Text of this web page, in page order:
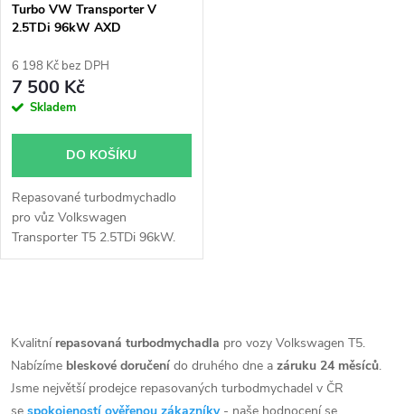
Turbo VW Transporter V
2.5TDi 96kW AXD
6 198 Kč bez DPH
7 500 Kč
Skladem
DO KOŠÍKU
Repasované turbodmychadlo
pro vůz Volkswagen
Transporter T5 2.5TDi 96kW.
v
l
Kvalitní repasovaná turbodmychadla pro vozy Volkswagen T5.
Nabízíme bleskové doručení do druhého dne a záruku 24 měsíců.
Jsme největší prodejce repasovaných turbodmychadel v ČR